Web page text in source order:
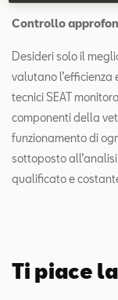
Controllo
Desideri solo il
valutano l’efficienza
tecnici SEAT
componenti della
funzionamento di
sottoposto
qualificato e
Ti piace